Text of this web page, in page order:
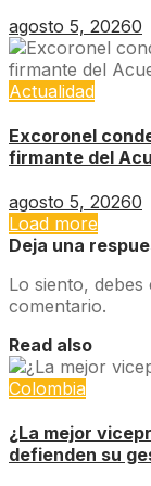
agosto 5, 20260
Actualidad
Excoronel
firmante del
agosto 5, 20260
Load more
Deja una
Lo siento, debes
comentario.
Read also
Colombia
¿La mejor
defienden su